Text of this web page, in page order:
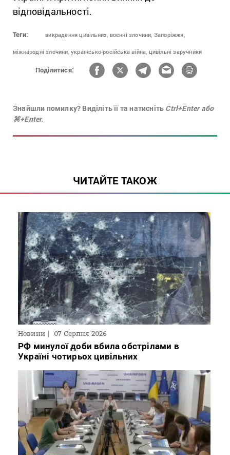
відповідальності.
Теги: викрадення цивільних, воєнні злочини, Запоріжжя,
міжнародні злочини, українсько-російська війна, цивільні заручники
Поділитися:
Знайшли помилку? Виділіть її та натисніть Ctrl+Enter або
⌘+Enter.
ЧИТАЙТЕ ТАКОЖ
Новини 07 Серпня 2026
РФ минулої доби вбила обстрілами в
Україні чотирьох цивільних